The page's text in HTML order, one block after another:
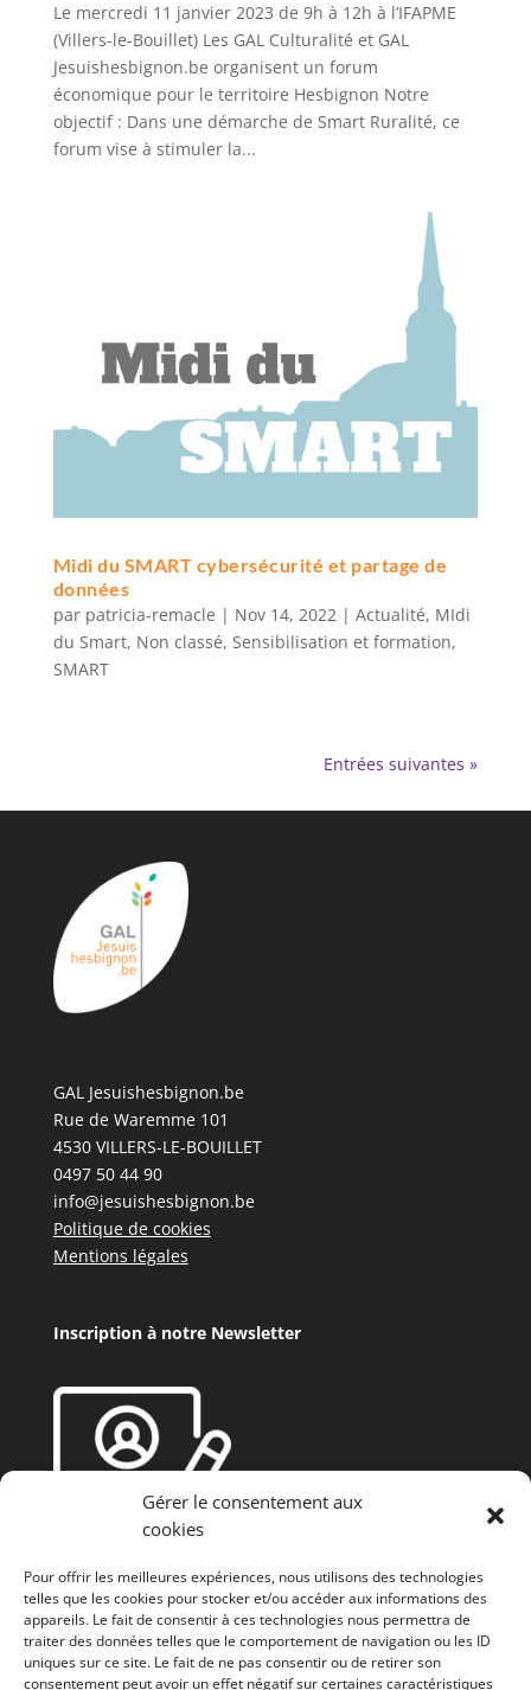
Gérer le consentement aux
cookies
Pour offrir les meilleures expériences, nous utilisons des technologies
telles que les cookies pour stocker et/ou accéder aux informations des
appareils. Le fait de consentir à ces technologies nous permettra de
traiter des données telles que le comportement de navigation ou les ID
uniques sur ce site. Le fait de ne pas consentir ou de retirer son
consentement peut avoir un effet négatif sur certaines caractéristiques
Le mercredi 11 janvier 2023 de 9h à 12h à l’IFAPME
(Villers-le-Bouillet) Les GAL Culturalité et GAL
Jesuishesbignon.be organisent un forum
économique pour le territoire Hesbignon Notre
objectif : Dans une démarche de Smart Ruralité, ce
forum vise à stimuler la...
Midi du SMART cybersécurité et partage de
données
par patricia-remacle | Nov 14, 2022 | Actualité, MIdi
du Smart, Non classé, Sensibilisation et formation,
SMART
Entrées suivantes »
GAL Jesuishesbignon.be
Rue de Waremme 101
4530 VILLERS-LE-BOUILLET
0497 50 44 90
info@jesuishesbignon.be
Politique de cookies
Mentions légales
Inscription à notre Newsletter